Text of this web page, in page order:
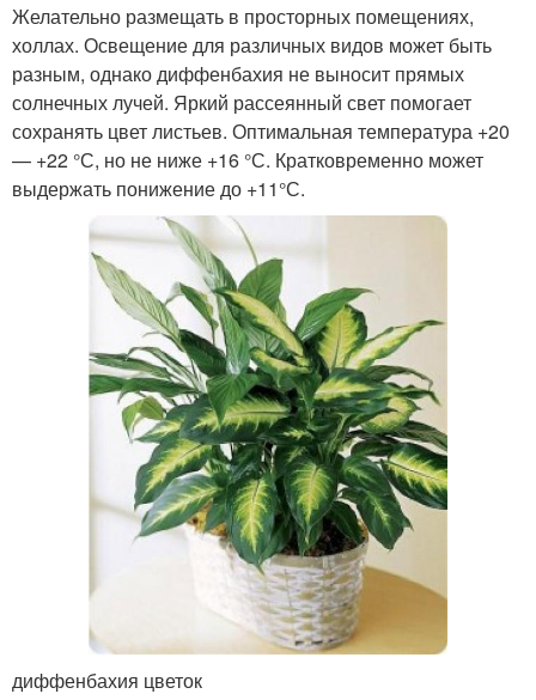
Желательно размещать в просторных помещениях,
холлах. Освещение для различных видов может быть
разным, однако диффенбахия не выносит прямых
солнечных лучей. Яркий рассеянный свет помогает
сохранять цвет листьев. Оптимальная температура +20
— +22 °С, но не ниже +16 °С. Кратковременно может
выдержать понижение до +11°С.
диффенбахия цветок